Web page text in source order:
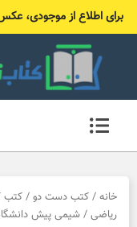
برای اطلاع از موجودی، عکس کتاب رو به
خانه / کتب دست دو / کتب
ریاضی / شیمی پیش دانشگاهی جلد